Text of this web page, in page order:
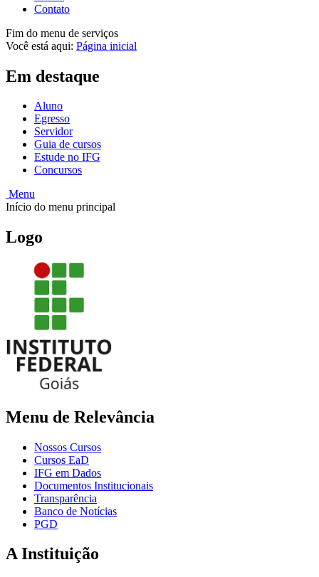
Contato
Fim do menu de serviços
Você está aqui: Página inicial
Em destaque
Aluno
Egresso
Servidor
Guia de cursos
Estude no IFG
Concursos
Menu
Início do menu principal
Logo
Menu de Relevância
Nossos Cursos
Cursos EaD
IFG em Dados
Documentos Institucionais
Transparência
Banco de Notícias
PGD
A Instituição